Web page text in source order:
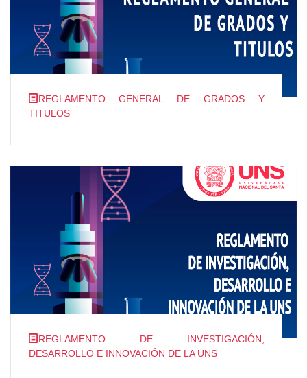
REGLAMENTO GENERAL DE GRADOS Y
TITULOS
REGLAMENTO DE INVESTIGACIÓN,
DESARROLLO E INNOVACIÓN DE LA UNS